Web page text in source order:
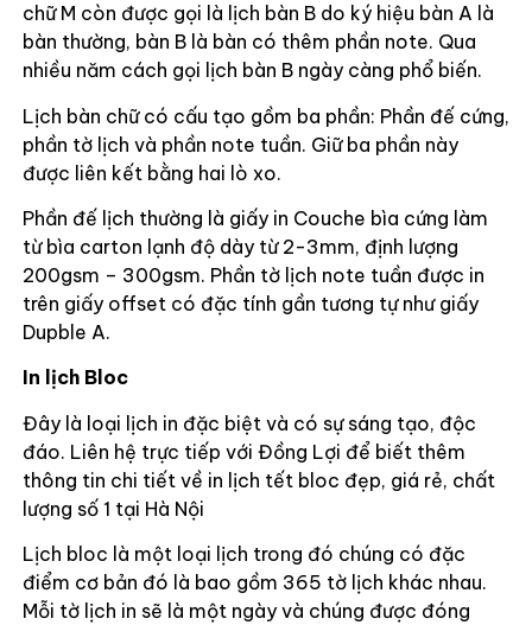
chữ M còn được gọi là lịch bàn B do ký hiệu bàn A là
bàn thường, bàn B là bàn có thêm phần note. Qua
nhiều năm cách gọi lịch bàn B ngày càng phổ biến.
Lịch bàn chữ có cấu tạo gồm ba phần: Phần đế cứng,
phần tờ lịch và phần note tuần. Giữ ba phần này
được liên kết bằng hai lò xo.
Phần đế lịch thường là giấy in Couche bìa cứng làm
từ bìa carton lạnh độ dày từ 2-3mm, định lượng
200gsm – 300gsm. Phần tờ lịch note tuần được in
trên giấy offset có đặc tính gần tương tự như giấy
Dupble A.
In lịch Bloc
Đây là loại lịch in đặc biệt và có sự sáng tạo, độc
đáo. Liên hệ trực tiếp với Đồng Lợi để biết thêm
thông tin chi tiết về in lịch tết bloc đẹp, giá rẻ, chất
lượng số 1 tại Hà Nội
Lịch bloc là một loại lịch trong đó chúng có đặc
điểm cơ bản đó là bao gồm 365 tờ lịch khác nhau.
Mỗi tờ lịch in sẽ là một ngày và chúng được đóng